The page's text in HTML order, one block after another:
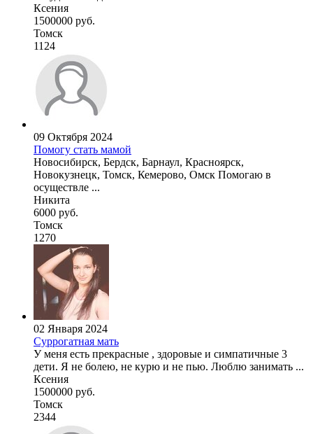
Ксения
1500000 руб.
Томск
1124
09 Октября 2024
Помогу стать мамой
Новосибирск, Бердск, Барнаул, Красноярск,
Новокузнецк, Томск, Кемерово, Омск Помогаю в
осуществле ...
Никита
6000 руб.
Томск
1270
02 Января 2024
Суррогатная мать
У меня есть прекрасные , здоровые и симпатичные 3
дети. Я не болею, не курю и не пью. Люблю занимать ...
Ксения
1500000 руб.
Томск
2344